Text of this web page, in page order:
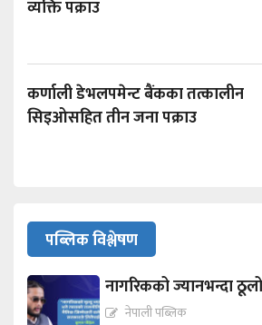
व्यक्ति पक्राउ
कर्णाली डेभलपमेन्ट बैंकका तत्कालीन
सिइओसहित तीन जना पक्राउ
पब्लिक विश्लेषण
नागरिकको ज्यानभन्दा
नेपाली पब्लिक